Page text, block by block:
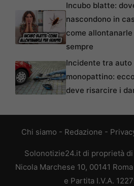
Incubo blatte:
nascondono in
come
sempre
Incidente tra auto
monopattino:
deve risarcire i
Chi siamo - Redazione -
Solonotizie24.it di proprietà di
Nicola Marchese 10, 00141
e Partita I.V.A.